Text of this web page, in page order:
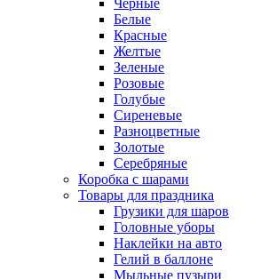
Черные
Белые
Красные
Желтые
Зеленые
Розовые
Голубые
Сиреневые
Разноцветные
Золотые
Серебряные
Коробка с шарами
Товары для праздника
Грузики для шаров
Головные уборы
Наклейки на авто
Гелий в баллоне
Мыльные пузыри